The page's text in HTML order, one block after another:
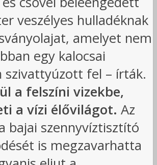
veszélyes hulladéknak
amelyet nem
egy kalocsai
szivattyúzott fel – írták.
a felszíni vizekbe,
a vízi élővilágot. Az
bajai szennyvíztisztító
is megzavarhatta